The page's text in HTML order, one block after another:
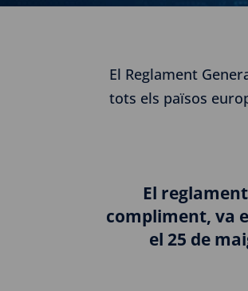
El Reglament
tots els països
El
compliment, va
el 25 de